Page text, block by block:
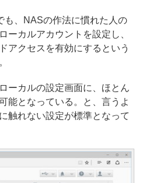
、NASの作法に慣れた人の
ーカルアカウントを設定し、
アクセスを有効にするという
ーカルの設定画面に、ほとん
能となっている。と、言うよ
触れない設定が標準となって